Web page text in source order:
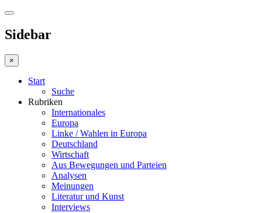
Sidebar
×
Start
Suche
Rubriken
Internationales
Europa
Linke / Wahlen in Europa
Deutschland
Wirtschaft
Aus Bewegungen und Parteien
Analysen
Meinungen
Literatur und Kunst
Interviews